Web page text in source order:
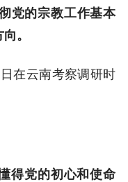
党的宗教工作基本
。
在云南考察调研时
得党的初心和使命